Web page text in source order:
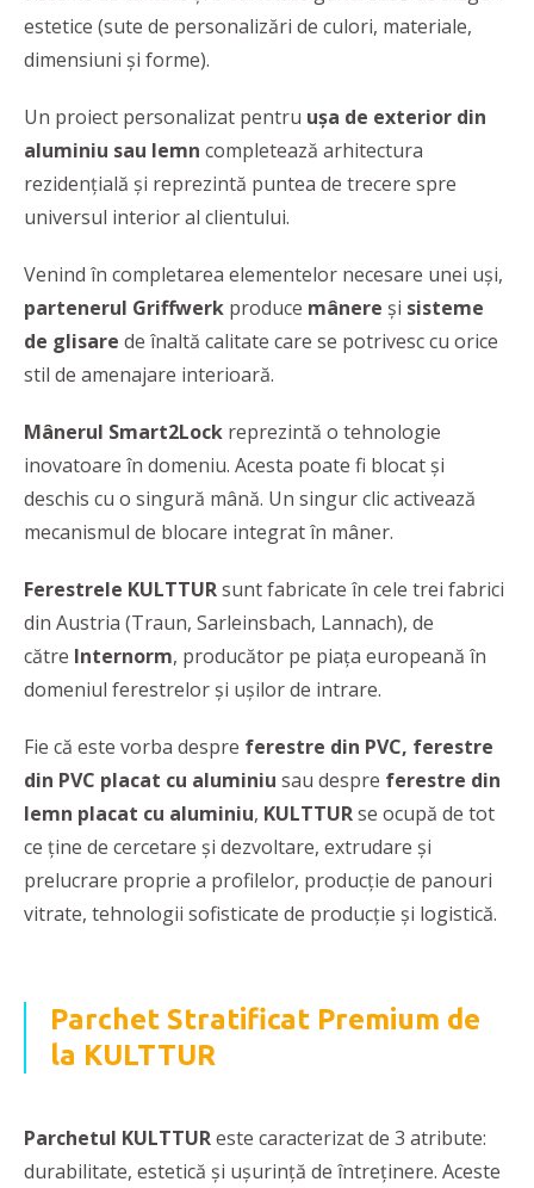
estetice (sute de personalizări de culori, materiale,
dimensiuni și forme).
Un proiect personalizat pentru ușa de exterior din
aluminiu sau lemn completează arhitectura
rezidențială și reprezintă puntea de trecere spre
universul interior al clientului.
Venind în completarea elementelor necesare unei uși,
partenerul Griffwerk produce mânere și sisteme
de glisare de înaltă calitate care se potrivesc cu orice
stil de amenajare interioară.
Mânerul Smart2Lock reprezintă o tehnologie
inovatoare în domeniu. Acesta poate fi blocat și
deschis cu o singură mână. Un singur clic activează
mecanismul de blocare integrat în mâner.
Ferestrele KULTTURsunt fabricate în cele trei fabrici
din Austria (Traun, Sarleinsbach, Lannach), de
către Internorm, producător pe piața europeană în
domeniul ferestrelor și ușilor de intrare.
Fie că este vorba despre ferestre din PVC, ferestre
din PVC placat cu aluminiu sau despre ferestre din
lemn placat cu aluminiu, KULTTURse ocupă de tot
ce ține de cercetare și dezvoltare, extrudare și
prelucrare proprie a profilelor, producție de panouri
vitrate, tehnologii sofisticate de producție și logistică.
Parchet Stratificat Premium de
la KULTTUR
Parchetul KULTTUReste caracterizat de 3 atribute:
durabilitate, estetică și ușurință de întreținere. Aceste